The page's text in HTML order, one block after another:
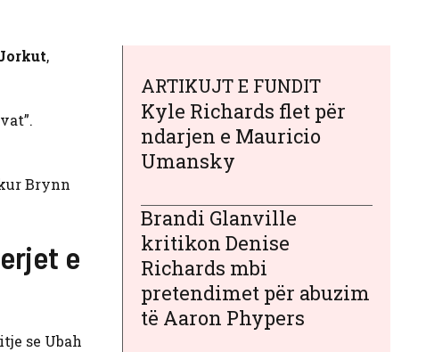
,
Brynn
e
se Ubah
ARTIKUJT E FUNDIT
Kyle Richards flet për
ndarjen e Mauricio
Umansky
Brandi Glanville
kritikon Denise
Richards mbi
pretendimet për abuzim
të Aaron Phypers